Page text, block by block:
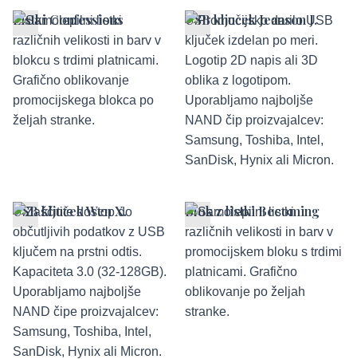
Listki Confessions USB ključek Jeanson J.
USB ključek Wen X. Blok z listki Becoming